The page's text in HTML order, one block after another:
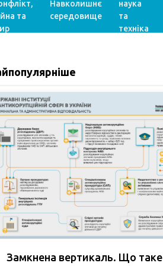
та
Навколишнє
середовище
наука
та
техніка
Замкнена вертикаль. Що таке